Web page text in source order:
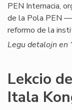
PEN Internacia,
de la Pola PEN
reformo de la
Legu detalojn en
Lekcio
Itala